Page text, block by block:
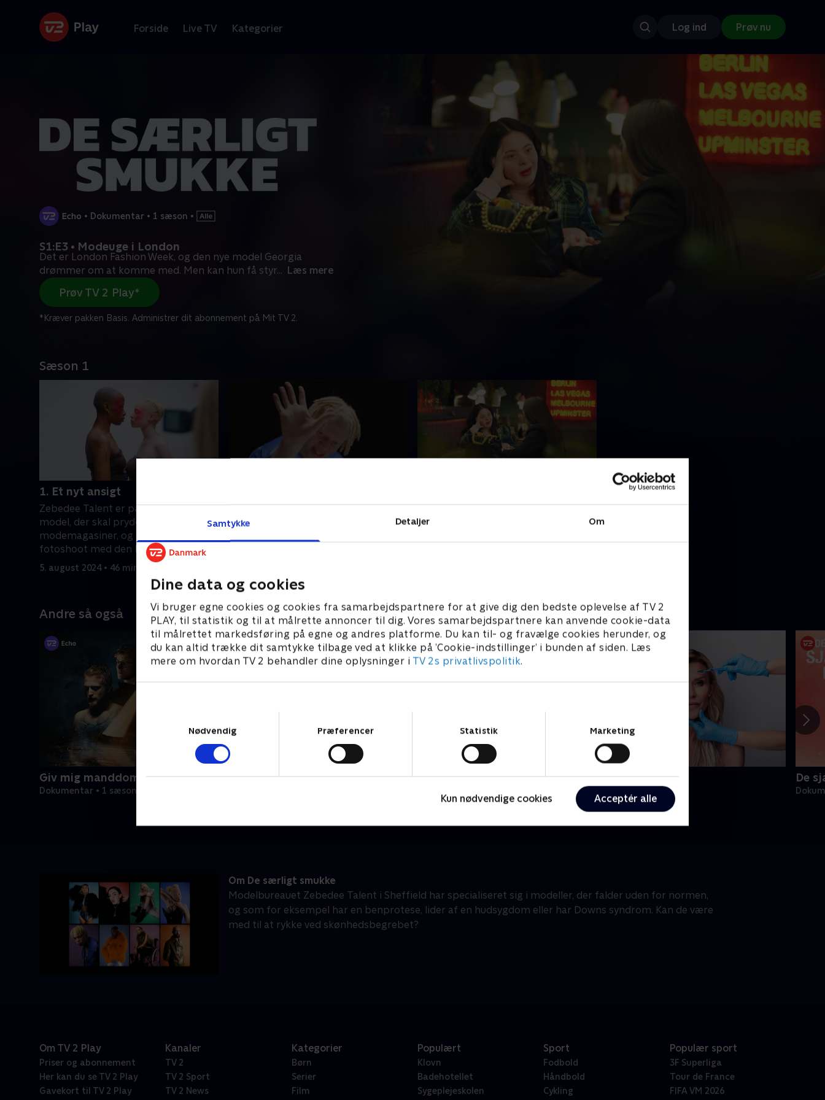
Samtykke Detaljer Om
Dine data og cookies
Vi bruger egne cookies og cookies fra samarbejdspartnere for at give dig den bedste oplevelse af TV 2
PLAY, til statistik og til at målrette annoncer til dig. Vores samarbejdspartnere kan anvende cookie-data
til målrettet markedsføring på egne og andres platforme. Du kan til- og fravælge cookies herunder, og
du kan altid trække dit samtykke tilbage ved at klikke på ’Cookie-indstillinger’ i bunden af siden. Læs
mere om hvordan TV 2 behandler dine oplysninger i TV 2s privatlivspolitik.
Nødvendig
Præferencer Statistik Marketing
Kun nødvendige cookies Acceptér alle
Forside Live TV Kategorier Log ind Prøv nu
• Dokumentar • 1 sæson •
S1:E3 • Modeuge i London
Det er London Fashion Week, og den nye model Georgia
drømmer om at komme med. Men kan hun få styr... Læs mere
Prøv TV 2 Play*
*Kræver pakken Basis. Administrer dit abonnement på Mit TV 2.
Sæson 1
1. Et nyt ansigt
Zebedee Talent er på jagt efter en ny
model, der skal pryde diverse
modemagasiner, og vinderen vil få et
fotoshoot med den berømte
fotograf, Rankin.
5. august 2024 • 46 min
Zebedees ambitíøse model, Jasroop,
bliver inviteret på den røde løber til
nye model Georgia drømmer om at
Andre så også
Giv mig manddommen tilbage
Dokumentar • 1 sæsoner
Smuk som min mor
Dokumentar • 1 sæsoner
De
Om De særligt smukke
Modelbureauet Zebedee Talent i Sheffield har specialiseret sig i modeller, der falder uden for normen,
og som for eksempel har en benprotese, lider af en hudsygdom eller har Downs syndrom. Kan de være
med til at rykke ved skønhedsbegrebet?
Om TV 2 Play
Priser og abonnement
Her kan du se TV 2 Play
Gavekort til TV 2 Play
Kanaler
TV 2
TV 2 Sport
TV 2 News
Kategorier
Børn
Serier
Film
Populært
Klovn
Badehotellet
Sygeplejeskolen
Sport
Fodbold
Håndbold
Cykling
Populær sport
3F Superliga
Tour de France
FIFA VM 2026